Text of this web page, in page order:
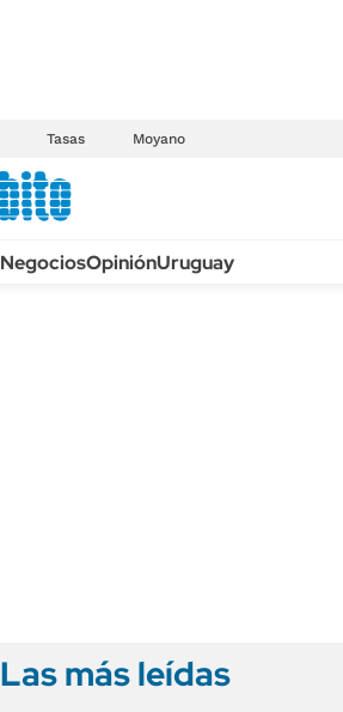
Tasas Moyano
NegociosOpiniónUruguay
Las más leídas